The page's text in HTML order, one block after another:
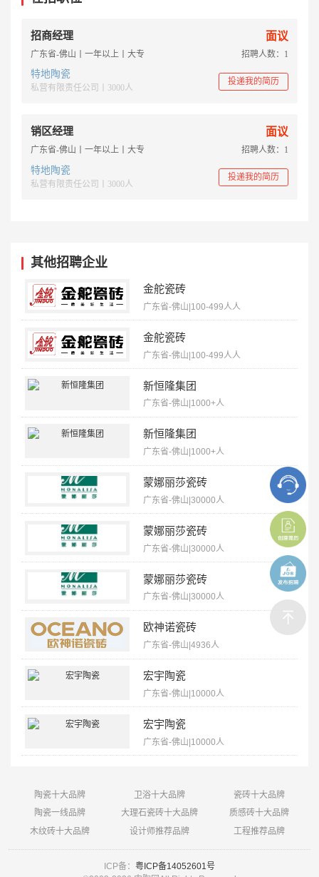
招商经理 面议
广东省-佛山丨一年以上丨大专 招聘人数：1
特地陶瓷
私营有限责任公司丨3000人
投递我的简历
销区经理 面议
广东省-佛山丨一年以上丨大专 招聘人数：1
特地陶瓷
私营有限责任公司丨3000人
投递我的简历
其他招聘企业
金舵瓷砖
广东省-佛山|100-499人人
金舵瓷砖
广东省-佛山|100-499人人
新恒隆集团
广东省-佛山|1000+人
新恒隆集团
广东省-佛山|1000+人
蒙娜丽莎瓷砖
广东省-佛山|30000人
蒙娜丽莎瓷砖
广东省-佛山|30000人
蒙娜丽莎瓷砖
广东省-佛山|30000人
欧神诺瓷砖
广东省-佛山|4936人
宏宇陶瓷
广东省-佛山|10000人
宏宇陶瓷
广东省-佛山|10000人
陶瓷十大品牌 卫浴十大品牌
瓷砖十大品牌
陶瓷一线品牌
大理石瓷砖十大品牌
质感砖十大品牌
木纹砖十大品牌
设计师推荐品牌 工程推荐品牌
ICP备： 粤ICP备14052601号